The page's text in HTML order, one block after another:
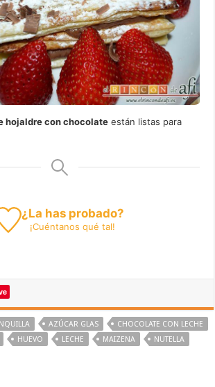
hojaldre con chocolate están listas para
¿La has probado?
¡Cuéntanos qué tal!
AZÚCAR GLAS
CHOCOLATE CON LECHE
HUEVO LECHE MAIZENA
NUTELLA